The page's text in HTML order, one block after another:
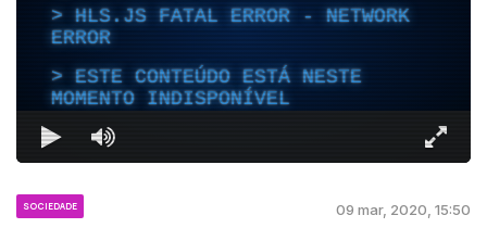
HLS.JS FATAL ERROR - NETWORK
ERROR
ESTE CONTEÚDO ESTÁ NESTE
MOMENTO INDISPONÍVEL
SOCIEDADE 09 mar, 2020, 15:50